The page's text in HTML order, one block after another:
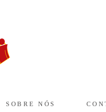
SOBRE NÓS